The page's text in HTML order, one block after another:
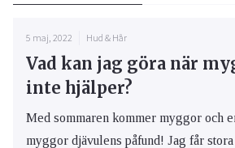
5 maj, 2022 Hud & Hår
Vad kan jag göra när
inte hjälper?
Med sommaren kommer myggor och
myggor djävulens påfund! Jag får